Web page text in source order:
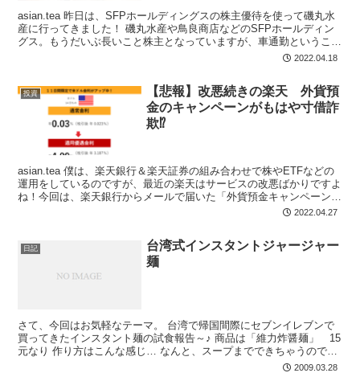
asian.tea 昨日は、SFPホールディングスの株主優待を使って磯丸水
産に行ってきました！ 磯丸水産や鳥良商店などのSFPホールディン
グス。もうだいぶ長いこと株主となっていますが、車通勤ということ
2022.04.18
投資
【悲報】改悪続きの楽天 外貨預
金のキャンペーンがもはや寸借詐
欺⁉
asian.tea 僕は、楽天銀行＆楽天証券の組み合わせで株やETFなどの
運用をしているのですが、最近の楽天はサービスの改悪ばかりですよ
ね！今回は、楽天銀行からメールで届いた「外貨預金キャンペーン」
2022.04.27
日記
台湾式インスタントジャージャー
麺
さて、今回はお気軽なテーマ。 台湾で帰国間際にセブンイレブンで
買ってきたインスタント麺の試食報告～♪ 商品は「維力炸醤麺」 15
元なり 作り方はこんな感じ… なんと、スープまでできちゃうので
2009.03.28